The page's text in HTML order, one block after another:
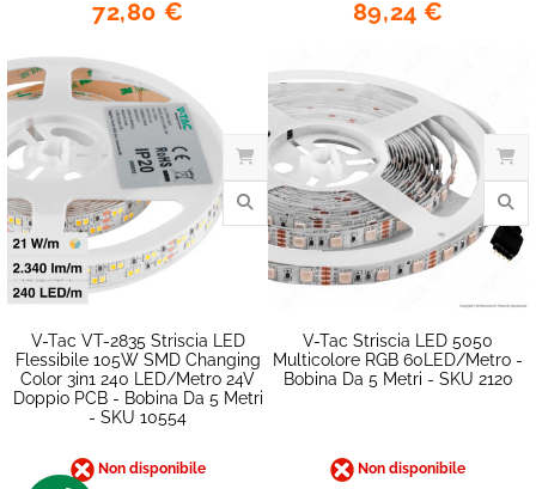
72,80 € 89,24 €
V-Tac VT-2835 Striscia LED
Flessibile 105W SMD Changing
Color 3in1 240 LED/metro 24V
Doppio PCB - Bobina Da 5 Metri
- SKU 10554
Non disponibile
V-Tac Striscia LED 5050
Multicolore RGB 60LED/metro -
Bobina Da 5 Metri - SKU 2120
Non disponibile